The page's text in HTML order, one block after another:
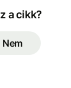
a cikk?
Nem